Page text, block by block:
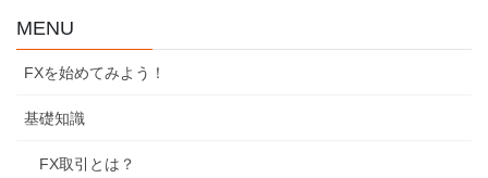
MENU
FXを始めてみよう！
基礎知識
FX取引とは？